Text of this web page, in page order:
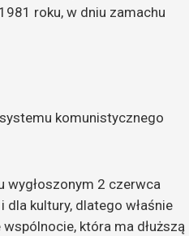
roku, w dniu zamachu
komunistycznego
wygłoszonym 2 czerwca
dla kultury, dlatego właśnie
która ma dłuższą